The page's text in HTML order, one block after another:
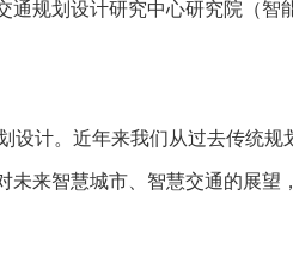
规划设计研究中心研究院（智
计。近年来我们从过去传统规
来智慧城市、智慧交通的展望